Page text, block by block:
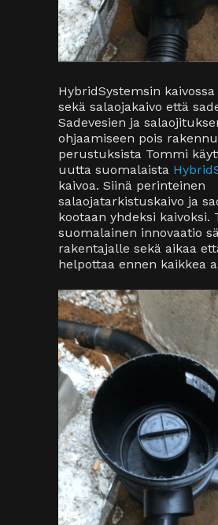
HybridSystemsin
sekä salaojakaivo että
Sadevesien ja
ohjaamiseen pois
perustuksista Tommi
uutta suomalaista
kaivoa. Siinä perinteinen
salaojatarkistuskaivo ja
kootaan yhdeksi kaivoksi.
suomalainen innovaatio
rakentajalle sekä aikaa
helpottaa ennen kaikkea